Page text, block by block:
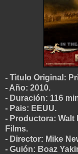
- Tìtulo Original:
- Año: 2010.
- Duración: 116
- Pais: EEUU.
- Productora:
Films.
- Director: Mike
- Guión: Boaz